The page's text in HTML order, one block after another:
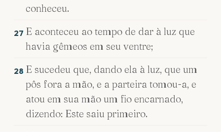
conheceu.
27 E aconteceu ao tempo de dar à luz que
havia gêmeos em seu ventre;
28 E sucedeu que, dando ela à luz, que um
pôs fora a mão, e a parteira tomou-a, e
atou em sua mão um fio encarnado,
dizendo: Este saiu primeiro.